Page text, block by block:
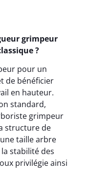
grimpeur
?
pour un
de bénéficier
en hauteur.
standard,
grimpeur
structure de
taille arbre
stabilité des
privilégie ainsi